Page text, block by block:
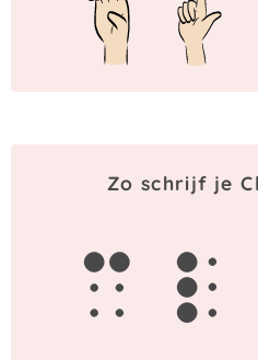
Zo schrijf je
c l